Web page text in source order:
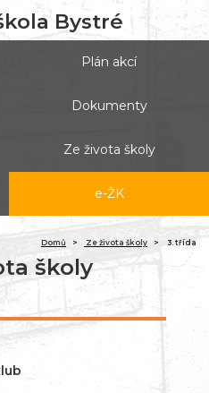
Bystré
Plán akcí
Dokumenty
Ze života školy
e-ŽK
Domů Ze života školy 3. třída
školy